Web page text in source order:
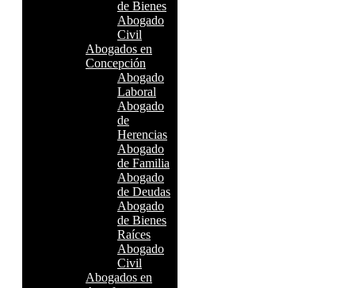
de Bienes
Abogado
Civil
Abogados en
Concepción
Abogado
Laboral
Abogado
de
Herencias
Abogado
de Familia
Abogado
de Deudas
Abogado
de Bienes
Raíces
Abogado
Civil
Abogados en